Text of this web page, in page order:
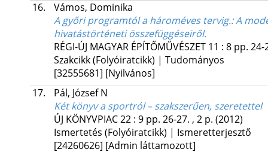
16.
Vámos, Dominika
A győri programtól a hároméves tervig.: A
hivatástörténeti összefüggéseiről.
RÉGI-ÚJ MAGYAR ÉPÍTŐMŰVÉSZET 11 : 8 pp. 24-
Szakcikk (Folyóiratcikk) | Tudományos
[32555681] [Nyilvános]
17.
Pál, József N
Két könyv a sportról – szakszerűen, szeretettel
ÚJ KÖNYVPIAC22: 9 pp. 26-27. , 2 p. (2012)
Ismertetés (Folyóiratcikk) | Ismeretterjesztő
[24260626] [Admin láttamozott]